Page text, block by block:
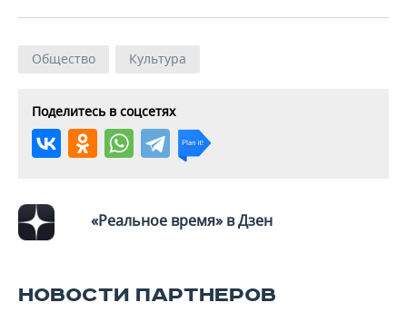
Общество Культура
Поделитесь в соцсетях
«Реальное время» в Дзен
НОВОСТИ ПАРТНЕРОВ